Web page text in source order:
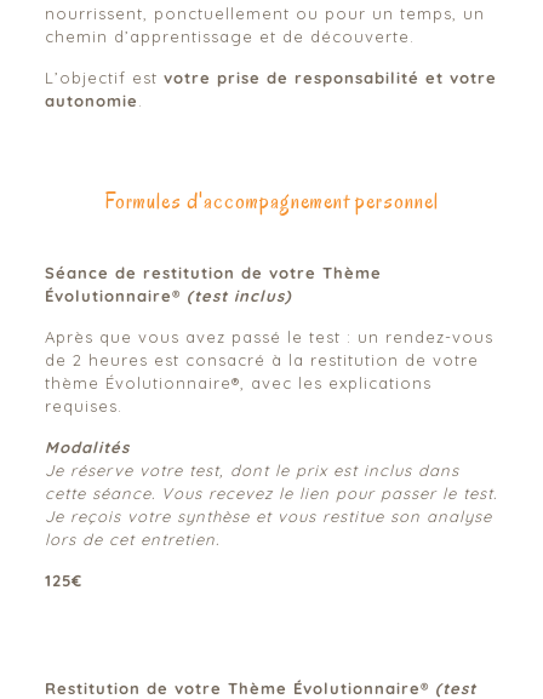
nourrissent, ponctuellement ou pour un temps, un
chemin d’apprentissage et de découverte.
L’objectif est votre prise de responsabilité et votre
autonomie
Formules d'accompagnement personnel
Séance de restitution de votre Thème
Évolutionnaire® (test inclus)
Après que vous avez passé le test : un rendez-vous
de 2 heures est consacré à la restitution de votre
thème Évolutionnaire®, avec les explications
requises.
Modalités
Je réserve votre test, dont le prix est inclus dans
cette séance. Vous recevez le lien pour passer le test.
Je reçois votre synthèse et vous restitue son analyse
lors de cet entretien.
125€
Restitution de votre Thème Évolutionnaire® (test